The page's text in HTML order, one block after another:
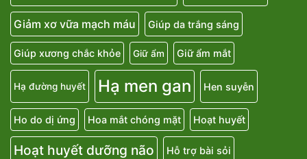
Giảm xơ vữa mạch máu Giúp da trắng sáng
Giúp xương chắc khỏe Giữ ẩm Giữ ẩm mắt
Hạ đường huyết Hạ men gan Hen suyễn
Ho do dị ứng Hoa mắt chóng mặt Hoạt huyết
Hoạt huyết dưỡng não Hỗ trợ bài sỏi